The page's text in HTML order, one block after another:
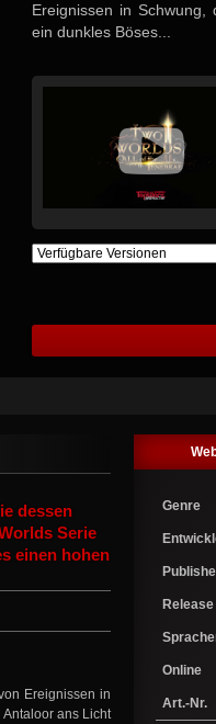
Ereignissen in
ein dunkles Böses...
dessen
Serie
einen hohen
Ereignissen in
ans Licht
Genre
Release
Online
Art.-Nr.